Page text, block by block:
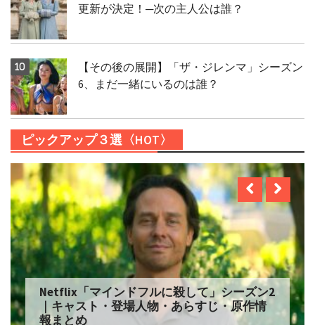
更新が決定！─次の主人公は誰？
【その後の展開】「ザ・ジレンマ」シーズン
6、まだ一緒にいるのは誰？
ピックアップ３選〈HOT〉
Netflix「マインドフルに殺して」シーズン2
｜キャスト・登場人物・あらすじ・原作情
報まとめ